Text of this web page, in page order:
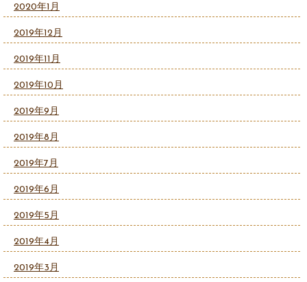
2020年1月
2019年12月
2019年11月
2019年10月
2019年9月
2019年8月
2019年7月
2019年6月
2019年5月
2019年4月
2019年3月